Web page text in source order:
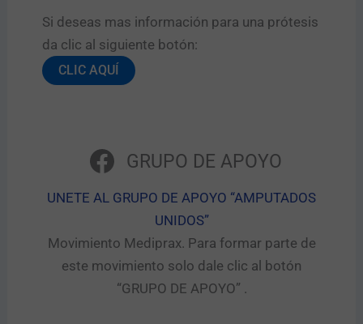
Si deseas mas información para una prótesis
da clic al siguiente botón:​
CLIC AQUÍ
GRUPO DE APOYO
UNETE AL GRUPO DE APOYO “AMPUTADOS
UNIDOS”​
Movimiento Mediprax. Para formar parte de
este movimiento solo dale clic al botón
“GRUPO DE APOYO” .​